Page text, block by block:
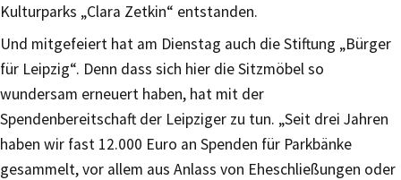
Kulturparks „Clara Zetkin“ entstanden.
Und mitgefeiert hat am Dienstag auch die Stiftung „Bürger
für Leipzig“. Denn dass sich hier die Sitzmöbel so
wundersam erneuert haben, hat mit der
Spendenbereitschaft der Leipziger zu tun. „Seit drei Jahren
haben wir fast 12.000 Euro an Spenden für Parkbänke
gesammelt, vor allem aus Anlass von Eheschließungen oder